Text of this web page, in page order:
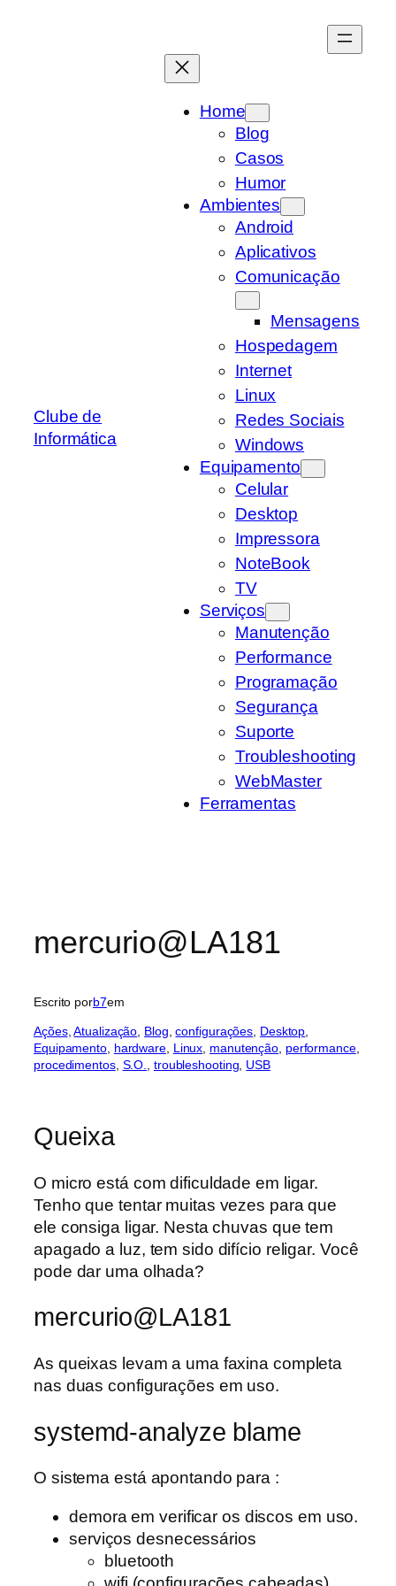
Clube de
Informática
Home
Blog
Casos
Humor
Ambientes
Android
Aplicativos
Comunicação
Mensagens
Hospedagem
Internet
Linux
Redes Sociais
Windows
Equipamento
Celular
Desktop
Impressora
NoteBook
TV
Serviços
Manutenção
Performance
Programação
Segurança
Suporte
Troubleshooting
WebMaster
Ferramentas
mercurio@LA181
Escrito porb7em
Ações, Atualização Blog , configurações Desktop
Equipamento, hardware, Linux manutenção performance
procedimentos, S.O. troubleshooting USB
Queixa
O micro está com dificuldade em ligar.
Tenho que tentar muitas vezes para que
ele consiga ligar. Nesta chuvas que tem
apagado a luz, tem sido difício religar. Você
pode dar uma olhada?
mercurio@LA181
As queixas levam a uma faxina completa
nas duas configurações em uso.
systemd-analyze blame
O sistema está apontando para :
demora em verificar os discos em uso.
serviços desnecessários
bluetooth